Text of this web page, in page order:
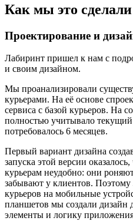
Как мы это сделали
Проектирование и
Лабиринт пришел к нам с
и своим дизайном.
Мы проанализировали
курьерами. На её основе
сервиса с базой курьеров. На
полностью учитывало текущий
потребовалось 6 месяцев.
Первый вариант дизайна
запуска этой версии
курьерам неудобно: они
забывают у клиентов.
курьеров на мобильные
планшетов мы создали дизайн
элементы и логику